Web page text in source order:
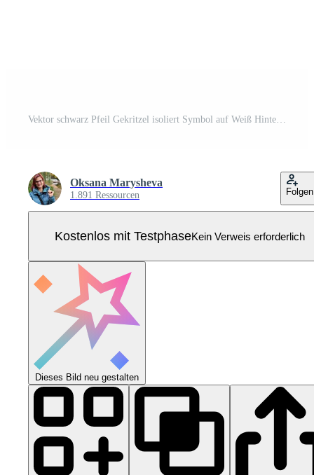
Vektor schwarz Pfeil Gekritzel isoliert Symbol auf Weiß Hintergrund. Hand gezeichnet Zeiger Design Element. Pro Vektor
Oksana Marysheva
1.891 Ressourcen Folgen
Kostenlos mit TestphaseKein Verweis erforderlich
Dieses Bild neu gestalten